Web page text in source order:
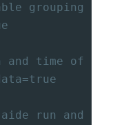
grouping of
and time of
run and